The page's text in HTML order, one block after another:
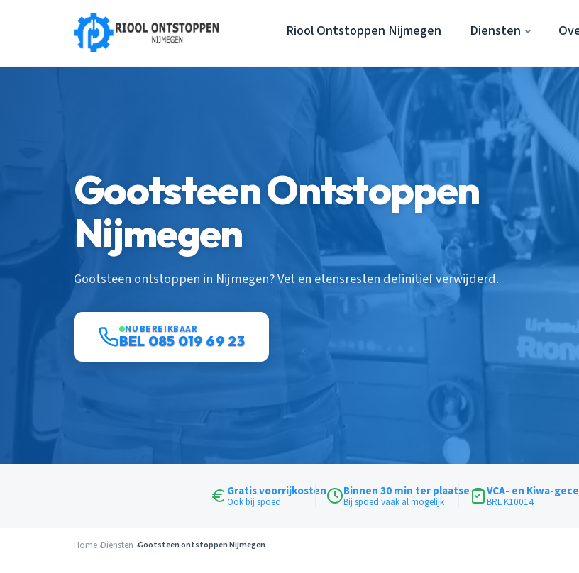
Riool Ontstoppen Nijmegen Diensten
Gootsteen Ontstoppen
Nijmegen
Gootsteen ontstoppen in Nijmegen? Vet en etensresten definitief verwijderd.
NU BEREIKBAAR
BEL 085 019 69 23
Gratis voorrijkosten
Ook bij spoed
Binnen 30 min ter plaatse
Bij spoed vaak al mogelijk
VCA- en Kiwa-
BRL K10014
Home Diensten Gootsteen ontstoppen Nijmegen